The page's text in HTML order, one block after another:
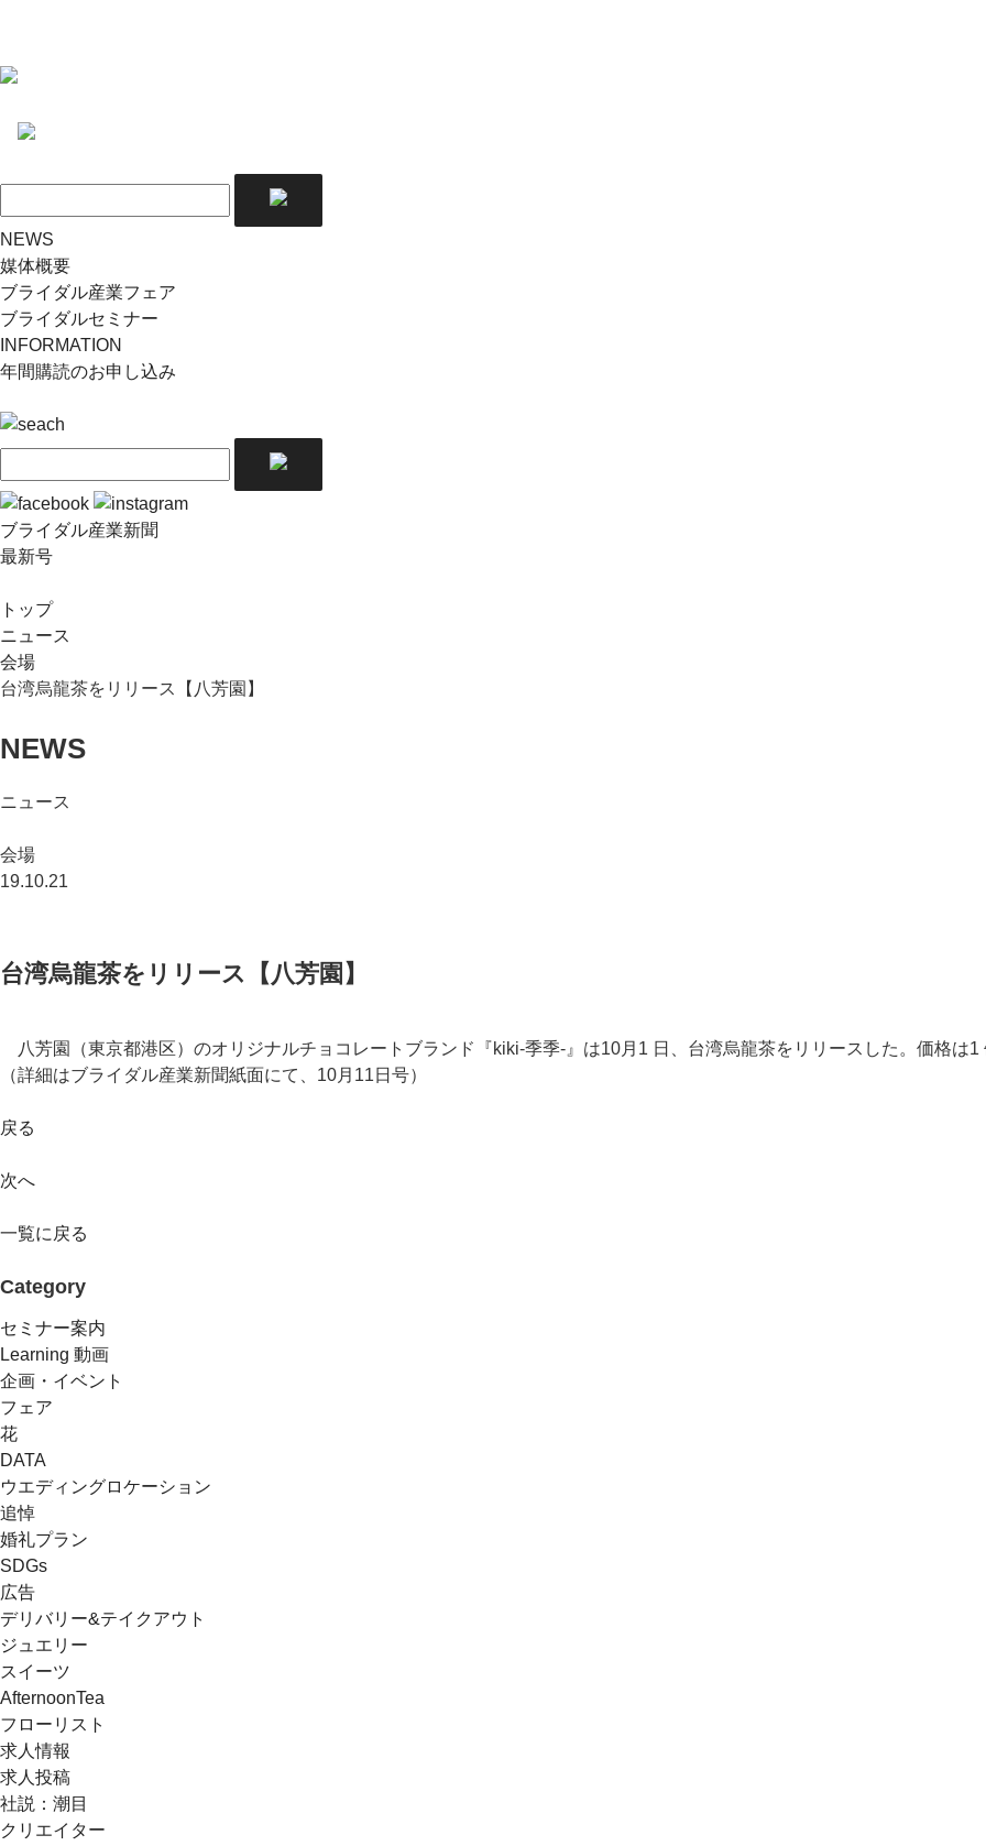
NEWS
媒体概要
ブライダル産業フェア
ブライダルセミナー
INFORMATION
年間購読のお申し込み
ブライダル産業新聞
最新号
トップ
ニュース
会場
台湾烏龍茶をリリース【八芳園】
NEWS
ニュース
会場
19.10.21
台湾烏龍茶をリリース【八芳園】
八芳園（東京都港区）のオリジナルチョコレートブランド『kiki-季季-』は10月1 日、台湾烏龍茶をリリースした。価格は1
（詳細はブライダル産業新聞紙面にて、10月11日号）
戻る
次へ
一覧に戻る
Category
セミナー案内
Learning 動画
企画・イベント
フェア
花
DATA
ウエディングロケーション
追悼
婚礼プラン
SDGs
広告
デリバリー&テイクアウト
ジュエリー
スイーツ
AfternoonTea
フローリスト
求人情報
求人投稿
社説：潮目
クリエイター